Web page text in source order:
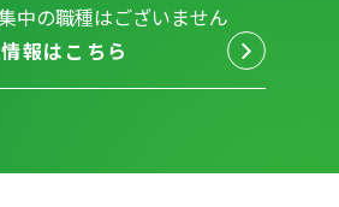
中の職種はございません
報はこちら